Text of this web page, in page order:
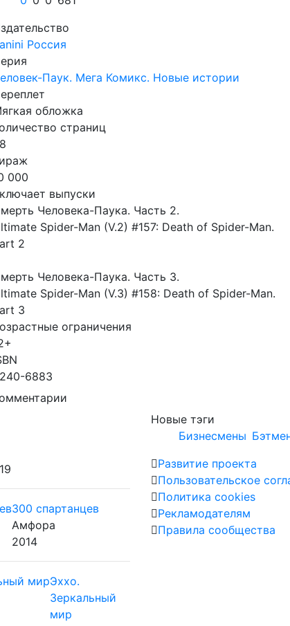
Россия
Паук. Мега Комикс. Новые истории
обложка
страниц
000
выпуски
Человека-Паука. Часть 2.
Spider-Man (V.2) #157: Death of Spider-Man.
2
Человека-Паука. Часть 3.
Spider-Man (V.3) #158: Death of Spider-Man.
3
ограничения
6883
300 спартанцев
Амфора
2014
Эххо.
Зеркальный
мир
Новые тэги
Бизнесмены
Развитие проекта
Пользовательское
Политика cookies
Рекламодателям
Правила сообщества